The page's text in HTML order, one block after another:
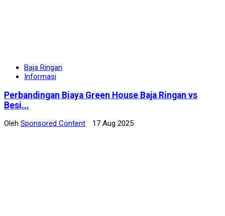
Baja Ringan
Informasi
Perbandingan Biaya Green House Baja Ringan vs
Besi...
Oleh Sponsored Content 17 Aug 2025